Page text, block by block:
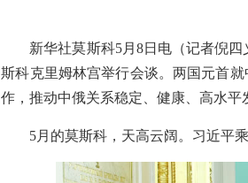
新华社莫斯科5月8日电（记者倪
斯科克里姆林宫举行会谈。两国元首
作，推动中俄关系稳定、健康、高水平
5月的莫斯科，天高云阔。习近平